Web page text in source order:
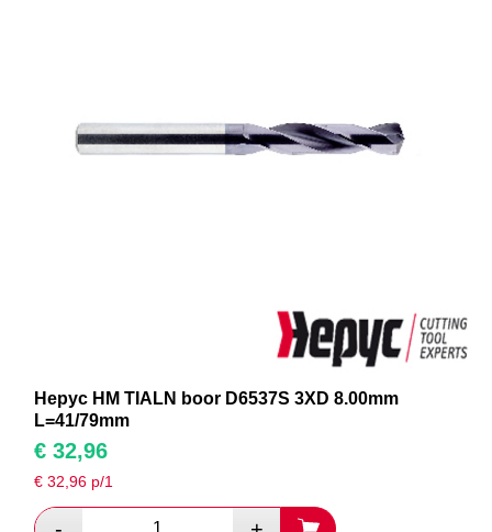
Hepyc HM TIALN boor D6537S 3XD 8.00mm
L=41/79mm
€ 32,96
€32,96 p/1